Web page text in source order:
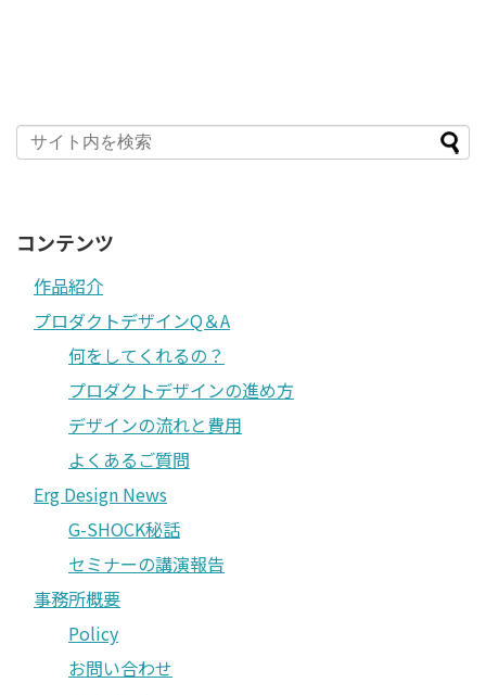
コンテンツ
作品紹介
プロダクトデザインQ＆A
何をしてくれるの？
プロダクトデザインの進め方
デザインの流れと費用
よくあるご質問
Erg Design News
G-SHOCK秘話
セミナーの講演報告
事務所概要
Policy
お問い合わせ